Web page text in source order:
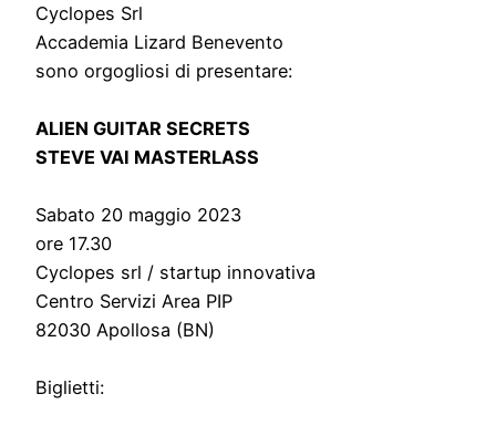
Cyclopes Srl
Accademia Lizard Benevento
sono orgogliosi di presentare:
ALIEN GUITAR SECRETS
STEVE VAI MASTERLASS
Sabato 20 maggio 2023
ore 17.30
Cyclopes srl / startup innovativa
Centro Servizi Area PIP
82030 Apollosa (BN)
Biglietti: